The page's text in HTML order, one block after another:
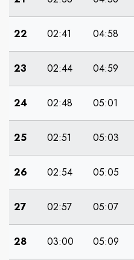
22 02:41 04:58
23 02:44 04:59
24 02:48 05:01
25 02:51 05:03
26 02:54 05:05
27 02:57 05:07
28 03:00 05:09